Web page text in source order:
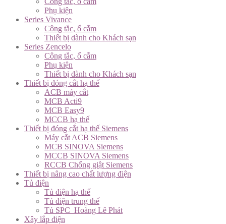
Phụ kiện
Series Vivance
Công tắc, ổ cắm
Thiết bị dành cho Khách sạn
Series Zencelo
Công tắc, ổ cắm
Phụ kiện
Thiết bị dành cho Khách sạn
Thiết bị đóng cắt hạ thế
ACB máy cắt
MCB Acti9
MCB Easy9
MCCB hạ thế
Thiết bị đóng cắt hạ thế Siemens
Máy cắt ACB Siemens
MCB SINOVA Siemens
MCCB SINOVA Siemens
RCCB Chống giật Siemens
Thiết bị nâng cao chất lượng điện
Tủ điện
Tủ điện hạ thế
Tủ điện trung thế
Tủ SPC_Hoàng Lê Phát
Xây lắp điện